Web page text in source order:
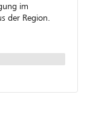
im
der Region.